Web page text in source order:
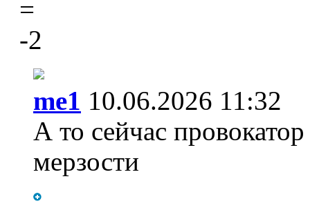
=
-2
me1 10.06.2026 11:32
А то сейчас
мерзости